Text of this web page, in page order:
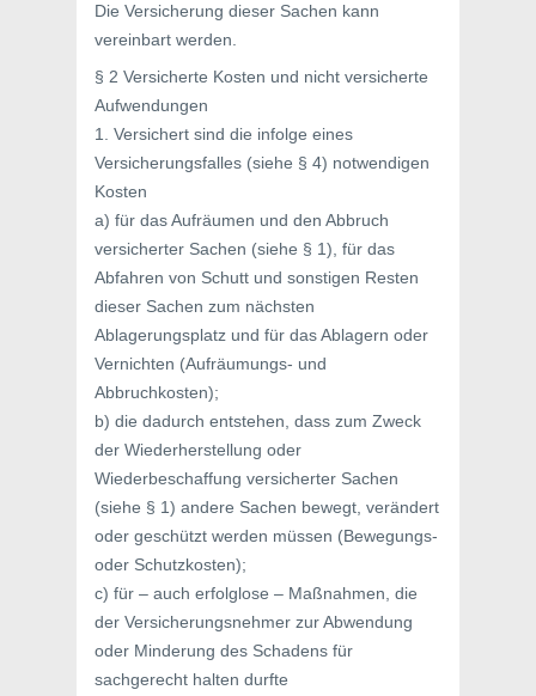
Die Versicherung dieser Sachen kann
vereinbart werden.
§ 2 Versicherte Kosten und nicht versicherte
Aufwendungen
1. Versichert sind die infolge eines
Versicherungsfalles (siehe § 4) notwendigen
Kosten
a) für das Aufräumen und den Abbruch
versicherter Sachen (siehe § 1), für das
Abfahren von Schutt und sonstigen Resten
dieser Sachen zum nächsten
Ablagerungsplatz und für das Ablagern oder
Vernichten (Aufräumungs- und
Abbruchkosten);
b) die dadurch entstehen, dass zum Zweck
der Wiederherstellung oder
Wiederbeschaffung versicherter Sachen
(siehe § 1) andere Sachen bewegt, verändert
oder geschützt werden müssen (Bewegungs-
oder Schutzkosten);
c) für – auch erfolglose – Maßnahmen, die
der Versicherungsnehmer zur Abwendung
oder Minderung des Schadens für
sachgerecht halten durfte